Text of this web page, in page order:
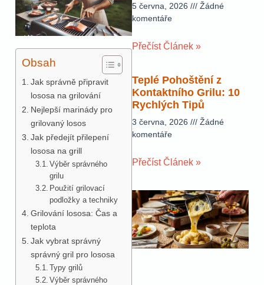
Obsah
Jak správně připravit
lososa na grilování
Nejlepší marinády pro
grilovaný losos
Jak předejít přilepení
lososa na grill
Výběr správného
grilu
Použití grilovací
podložky a techniky
Grilování lososa: Čas a
teplota
Jak vybrat správný
správný gril pro lososa
Typy grilů
Výběr správného
5 června, 2026
Žádné
komentáře
Přečíst Článek »
Teplé Pohoštění z
Kontaktního Grilu: 10
Rychlých Tipů
3 června, 2026
Žádné
komentáře
Přečíst Článek »